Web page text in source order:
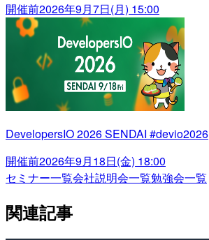
開催前2026年9月7日(月) 15:00
DevelopersIO 2026 SENDAI #devio2026
開催前2026年9月18日(金) 18:00
セミナー一覧会社説明会一覧勉強会一覧
関連記事